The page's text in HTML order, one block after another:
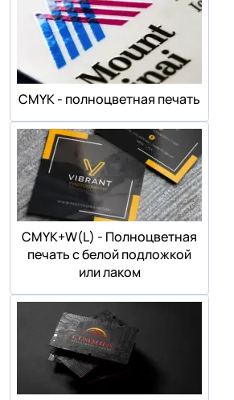
СMYK - полноцветная печать
СMYK+W(L) - Полноцветная
печать с белой подложкой
или лаком